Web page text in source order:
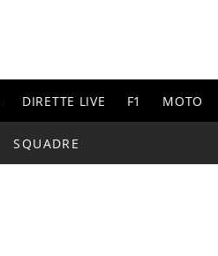
DIRETTE LIVE F1 MOTO
SQUADRE